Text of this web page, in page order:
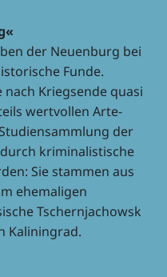
der Neuen­burg bei
Funde.
Kriegs­ende quasi
wert­vol­len Arte­
der
krimi­na­lis­ti­sche
Sie stam­men aus
ehema­li­gen
Tschern­ja­chowsk
Kaliningrad.